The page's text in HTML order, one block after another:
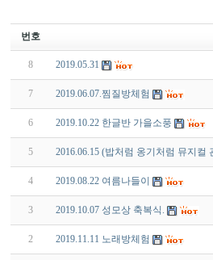
번호
8 2019.05.31
7 2019.06.07.찜질방체험
6 2019.10.22 한글반 가을소풍
5 2016.06.15 (밥처럼 옹기처럼 뮤지컬
4 2019.08.22 여름나들이
3 2019.10.07 성모상 축복식.
2 2019.11.11 노래방체험